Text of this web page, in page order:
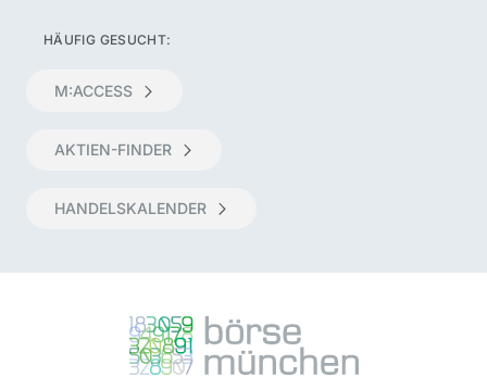
HÄUFIG GESUCHT:
M:ACCESS
AKTIEN-FINDER
HANDELSKALENDER